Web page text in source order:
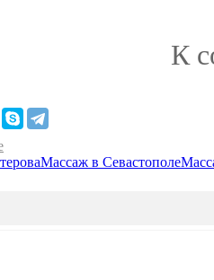
К
Массаж в Севастополе